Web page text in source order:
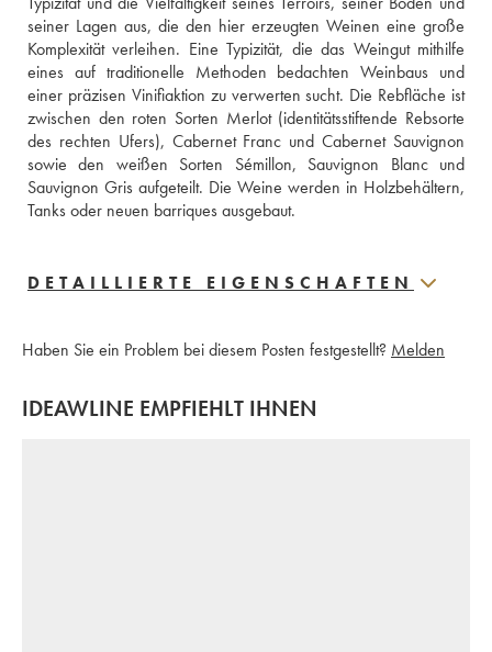
seiner Lagen aus, die den hier erzeugten Weinen eine große
Komplexität verleihen. Eine Typizität, die das Weingut mithilfe
eines auf traditionelle Methoden bedachten Weinbaus und
einer präzisen Vinifiaktion zu verwerten sucht. Die Rebfläche ist
zwischen den roten Sorten Merlot (identitätsstiftende Rebsorte
des rechten Ufers), Cabernet Franc und Cabernet Sauvignon
sowie den weißen Sorten Sémillon, Sauvignon Blanc und
Sauvignon Gris aufgeteilt. Die Weine werden in Holzbehältern,
Tanks oder neuen barriques ausgebaut.
DETAILLIERTE EIGENSCHAFTEN
Haben Sie ein Problem bei diesem Posten festgestellt? Melden
IDEAWLINE EMPFIEHLT IHNEN